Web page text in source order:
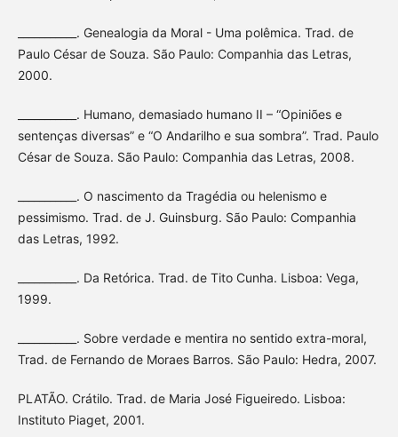
___________. Genealogia da Moral - Uma polêmica. Trad. de
Paulo César de Souza. São Paulo: Companhia das Letras,
2000.
___________. Humano, demasiado humano II – “Opiniões e
sentenças diversas” e “O Andarilho e sua sombra”. Trad. Paulo
César de Souza. São Paulo: Companhia das Letras, 2008.
___________. O nascimento da Tragédia ou helenismo e
pessimismo. Trad. de J. Guinsburg. São Paulo: Companhia
das Letras, 1992.
___________. Da Retórica. Trad. de Tito Cunha. Lisboa: Vega,
1999.
___________. Sobre verdade e mentira no sentido extra-moral,
Trad. de Fernando de Moraes Barros. São Paulo: Hedra, 2007.
PLATÃO. Crátilo. Trad. de Maria José Figueiredo. Lisboa:
Instituto Piaget, 2001.